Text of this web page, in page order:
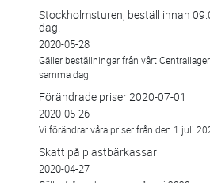
Stockholmsturen, beställ innan
dag!
2020-05-28
Gäller beställningar från vårt
samma dag
Förändrade priser 2020-07-01
2020-05-26
Vi förändrar våra priser från den 1 juli
Skatt på plastbärkassar
2020-04-27